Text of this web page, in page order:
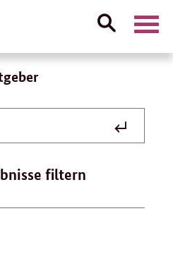
Suche
Suche
filtern